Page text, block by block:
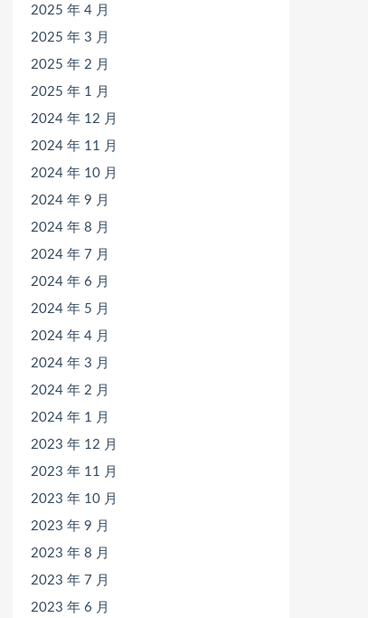
2025 年 4 月
2025 年 3 月
2025 年 2 月
2025 年 1 月
2024 年 12 月
2024 年 11 月
2024 年 10 月
2024 年 9 月
2024 年 8 月
2024 年 7 月
2024 年 6 月
2024 年 5 月
2024 年 4 月
2024 年 3 月
2024 年 2 月
2024 年 1 月
2023 年 12 月
2023 年 11 月
2023 年 10 月
2023 年 9 月
2023 年 8 月
2023 年 7 月
2023 年 6 月